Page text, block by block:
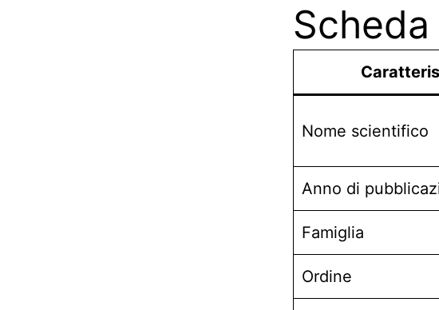
Nome scientifico
Anno di
Famiglia
Ordine